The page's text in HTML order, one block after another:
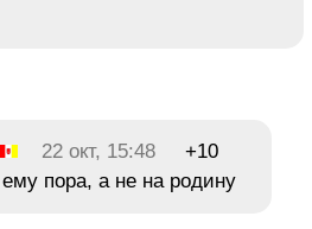
22 окт, 15:48
+10
пора, а не на родину